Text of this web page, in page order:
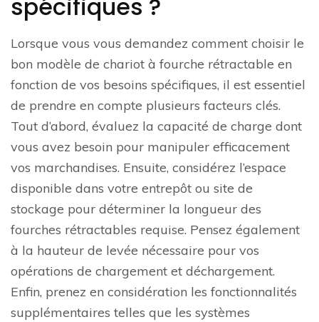
spécifiques ?
Lorsque vous vous demandez comment choisir le
bon modèle de chariot à fourche rétractable en
fonction de vos besoins spécifiques, il est essentiel
de prendre en compte plusieurs facteurs clés.
Tout d’abord, évaluez la capacité de charge dont
vous avez besoin pour manipuler efficacement
vos marchandises. Ensuite, considérez l’espace
disponible dans votre entrepôt ou site de
stockage pour déterminer la longueur des
fourches rétractables requise. Pensez également
à la hauteur de levée nécessaire pour vos
opérations de chargement et déchargement.
Enfin, prenez en considération les fonctionnalités
supplémentaires telles que les systèmes